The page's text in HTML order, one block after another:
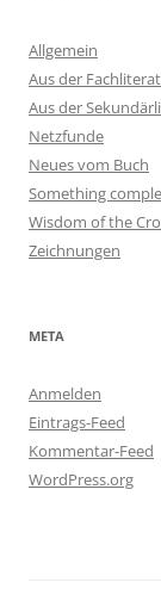
Allgemein
Aus der
Aus der
Netzfunde
Neues vom Buch
Something
Wisdom of the
Zeichnungen
META
Anmelden
Eintrags-Feed
Kommentar-Feed
WordPress.org